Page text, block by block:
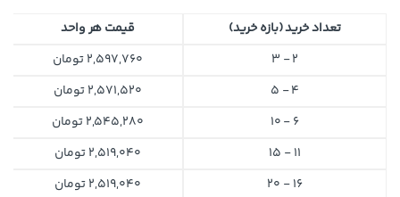
تعداد خرید (بازه خرید)
قیمت هر واحد
2 - 3
2,597,760تومان
4 - 5
2,571,520تومان
6 - 10
2,545,280تومان
11 - 15
2,519,040تومان
16 - 20
2,519,040تومان